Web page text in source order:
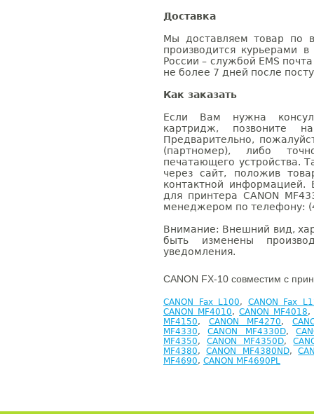
Доставка
Мы доставляем товар по
производится курьерами
России – службой EMS
не более 7 дней после
Как заказать
Если Вам нужна
картридж, позвоните
Предварительно,
(партномер), либо
печатающего устройства.
через сайт, положив
контактной информацией.
для принтера CANON
менеджером по телефону:
Внимание: Внешний вид,
быть изменены
уведомления.
CANON FX-10 совместим с
CANON Fax L100, CANON Fax
CANON MF4010, CANON MF4018,
MF4150, CANON MF4270,
MF4330,CANON MF4330D,
MF4350,CANON MF4350D,
MF4380,CANON MF4380ND,
MF4690, CANON MF4690PL